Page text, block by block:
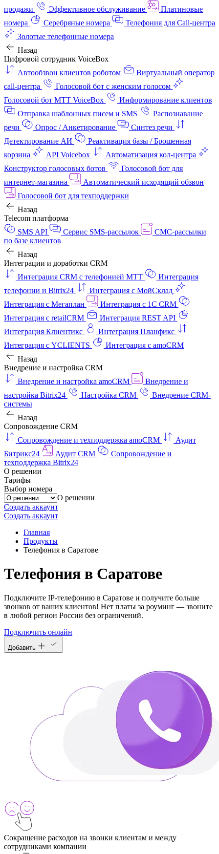
продажи
Эффективное обслуживание
Платиновые
номера
Серебряные номера
Телефония для Call-центра
Золотые телефонные номера
Назад
Цифровой сотрудник VoiceBox
Автообзвон клиентов роботом
Виртуальный оператор
call-центра
Голосовой бот с женским голосом
Голосовой бот МТТ VoiceBox
Информирование клиентов
Отправка шаблонных писем и SMS
Распознавание
речи
Опрос / Анкетирование
Синтез речи
Детектирование АИ
Реактивация базы / Брошенная
корзина
API Voicebox
Автоматизация кол‑центра
Конструктор голосовых ботов
Голосовой бот для
интернет‑магазина
Автоматический исходящий обзвон
Голосовой бот для техподдержки
Назад
Telecom платформа
SMS API
Сервис SMS-рассылок
СМС-рассылки
по базе клиентов
Назад
Интеграции и доработки CRM
Интеграция CRM с телефонией МТТ
Интеграция
телефонии и Bitrix24
Интеграция с МойСклад
Интеграция с Мегаплан
Интеграция с 1C CRM
Интеграция с retailCRM
Интеграция REST API
Интеграция Клиентикс
Интеграция Планфикс
Интеграция с YCLIENTS
Интеграция с amoCRM
Назад
Внедрение и настройка CRM
Внедрение и настройка amoCRM
Внедрение и
настройка Bitrix24
Настройка CRM
Внедрение CRM-
системы
Назад
Сопровождение CRM
Сопровождение и техподдержка amoCRM
Аудит
Битрикс24
Аудит CRM
Сопровождение и
техподдержка Bitrix24
О решении
Тарифы
Выбор номера
О решении
Создать аккаунт
Создать аккаунт
Главная
Продукты
Телефония в Саратове
Телефония в Саратове
Подключите IP-телефонию в Саратове и получите больше
звонков от ваших клиентов! Нет платы за роуминг — звоните
в любой регион России без ограничений.
Подключить онлайн
Добавить
Сокращение расходов на звонки клиентам и между
сотрудниками компании